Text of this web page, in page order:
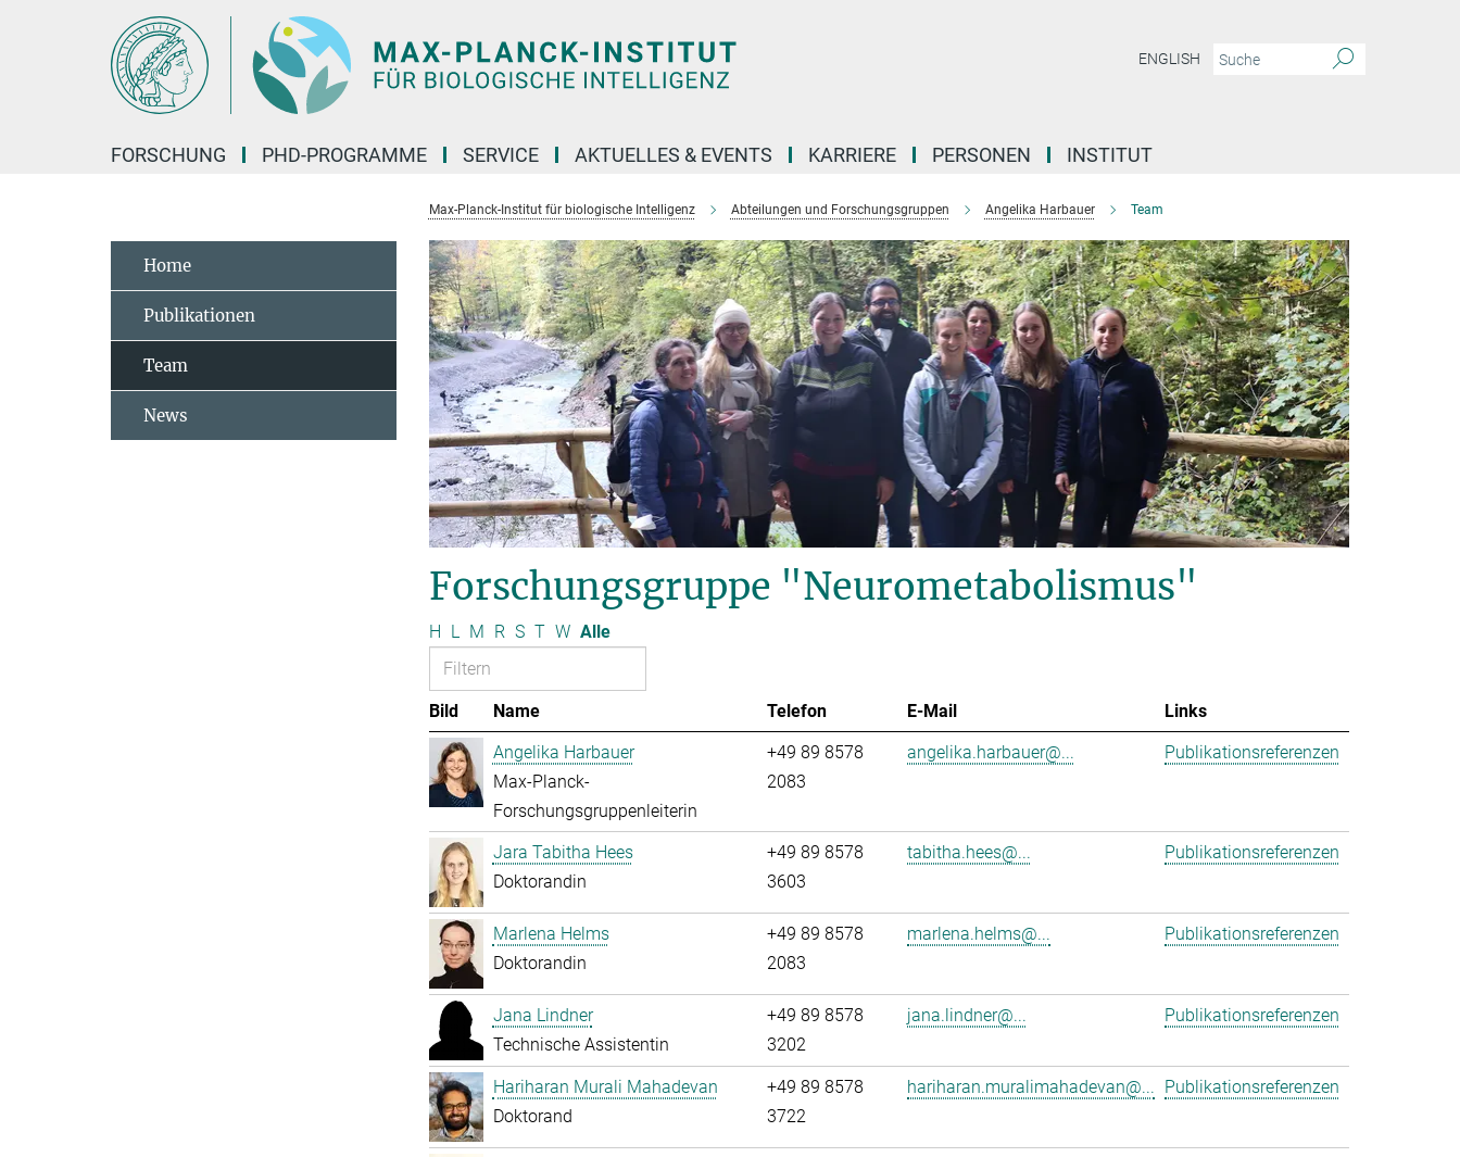
ENGLISH
FORSCHUNG PHD-PROGRAMME SERVICE AKTUELLES & EVENTS KARRIERE PERSONEN INSTITUT
Max-Planck-Institut für biologische Intelligenz Abteilungen und Forschungsgruppen Angelika Harbauer Team
Forschungsgruppe "Neurometabolismus"
H L M R S T W Alle
Bild Name Telefon E-Mail
Links
Angelika Harbauer
Max-Planck-
Forschungsgruppenleiterin
+49 89 8578
2083
angelika.harbauer@... Publikationsreferenzen
Jara Tabitha Hees
Doktorandin
+49 89 8578
3603
tabitha.hees@... Publikationsreferenzen
Marlena Helms
Doktorandin
+49 89 8578
2083
marlena.helms@... Publikationsreferenzen
Jana Lindner
Technische Assistentin
+49 89 8578
3202
jana.lindner@... Publikationsreferenzen
Hariharan Murali Mahadevan
Doktorand
+49 89 8578
3722
hariharan.muralimahadevan@... Publikationsreferenzen
Home
Publikationen
Team
News